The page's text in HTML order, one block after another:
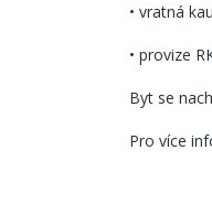
• vratná
• provize
Byt se
Pro více